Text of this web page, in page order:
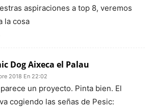
aspiraciones a top 8, veremos
la cosa
Dog Aixeca el Palau
2018 En 22:02
un proyecto. Pinta bien. El
cogiendo las señas de Pesic: